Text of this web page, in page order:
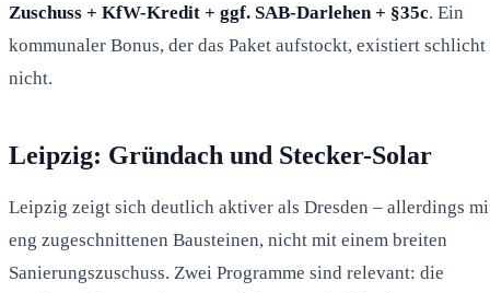
Zuschuss + KfW-Kredit + ggf. SAB-Darlehen + §35c. Ein
kommunaler Bonus, der das Paket aufstockt, existiert schlicht
nicht.
Leipzig: Gründach und Stecker-Solar
Leipzig zeigt sich deutlich aktiver als Dresden – allerdings
eng zugeschnittenen Bausteinen, nicht mit einem breiten
Sanierungszuschuss. Zwei Programme sind relevant: die